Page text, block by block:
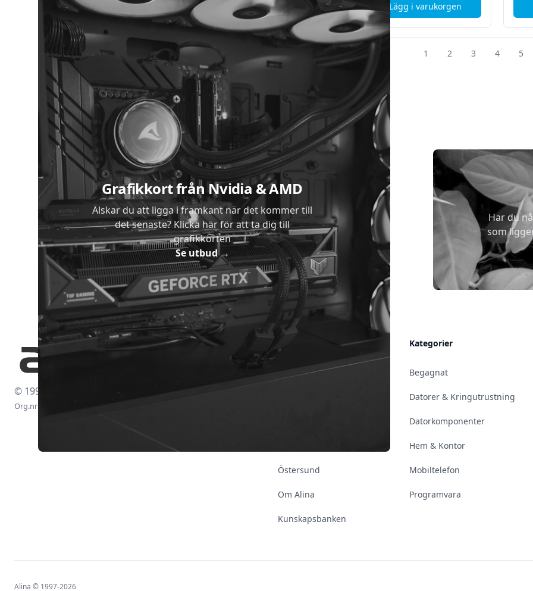
Lägg i varukorgen, Sony Ear pad för WH-CH700N - 1stLägg i varukorgen, Samsung Top Guard, TP
Föregående 1 2 3 4 5
Grafikkort från Nvidia & AMD
Älskar du att ligga i framkant när det kommer till
det senaste? Klicka här för att ta dig till
grafikkorten
Se utbud→
Har du
som
© 1997-2026
Org.nr: 556438-4260
Kontakt & Öppettider
Östersund
Om Alina
Kunskapsbanken
Kategorier
Begagnat
Datorer & Kringutrustning
Datorkomponenter
Hem & Kontor
Mobiltelefon
Programvara
Alina © 1997-2026